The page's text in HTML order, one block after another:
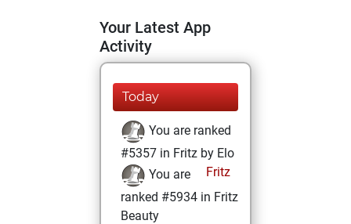
Your Latest App
Activity
Today
You are ranked
#5357 in Fritz by Elo
Fritz
You are
ranked #5934 in Fritz
Beauty